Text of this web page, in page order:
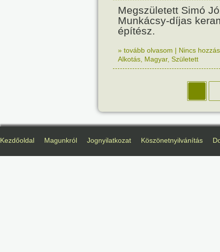
Megszületett Simó
Munkácsy-díjas
építész.
» tovább olvasom | Nincs
Alkotás Magyar, Született
Kezdőoldal Magunkról Jognyilatkozat Köszönetnyilvánítás